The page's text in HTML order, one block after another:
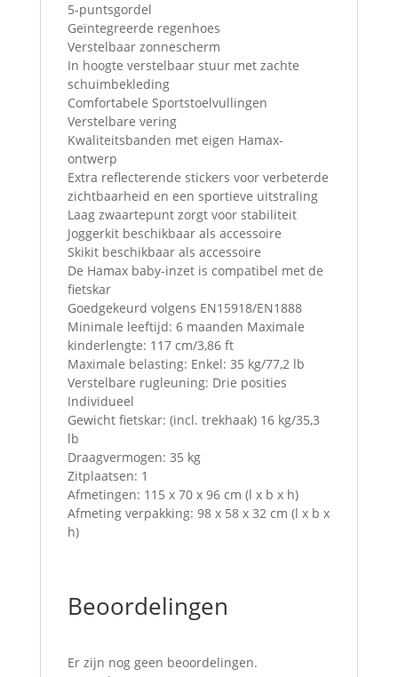
5-puntsgordel
Geïntegreerde regenhoes
Verstelbaar zonnescherm
In hoogte verstelbaar stuur met zachte
schuimbekleding
Comfortabele Sportstoelvullingen
Verstelbare vering
Kwaliteitsbanden met eigen Hamax-
ontwerp
Extra reflecterende stickers voor verbeterde
zichtbaarheid en een sportieve uitstraling
Laag zwaartepunt zorgt voor stabiliteit
Joggerkit beschikbaar als accessoire
Skikit beschikbaar als accessoire
De Hamax baby-inzet is compatibel met de
fietskar
Goedgekeurd volgens EN15918/EN1888
Minimale leeftijd: 6 maanden Maximale
kinderlengte: 117 cm/3,86 ft
Maximale belasting: Enkel: 35 kg/77,2 lb
Verstelbare rugleuning: Drie posities
Individueel
Gewicht fietskar: (incl. trekhaak) 16 kg/35,3
lb
Draagvermogen: 35 kg
Zitplaatsen: 1
Afmetingen: 115 x 70 x 96 cm (l x b x h)
Afmeting verpakking: 98 x 58 x 32 cm (l x b x
h)
Beoordelingen
Er zijn nog geen beoordelingen.